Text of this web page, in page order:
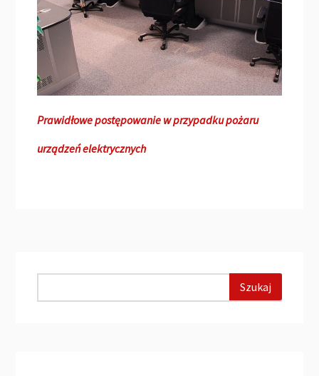
Prawidłowe postępowanie w przypadku pożaru
urządzeń elektrycznych